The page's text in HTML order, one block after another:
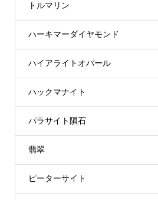
トルマリン
ハーキマーダイヤモンド
ハイアライトオパール
ハックマナイト
パラサイト隕石
翡翠
ピーターサイト